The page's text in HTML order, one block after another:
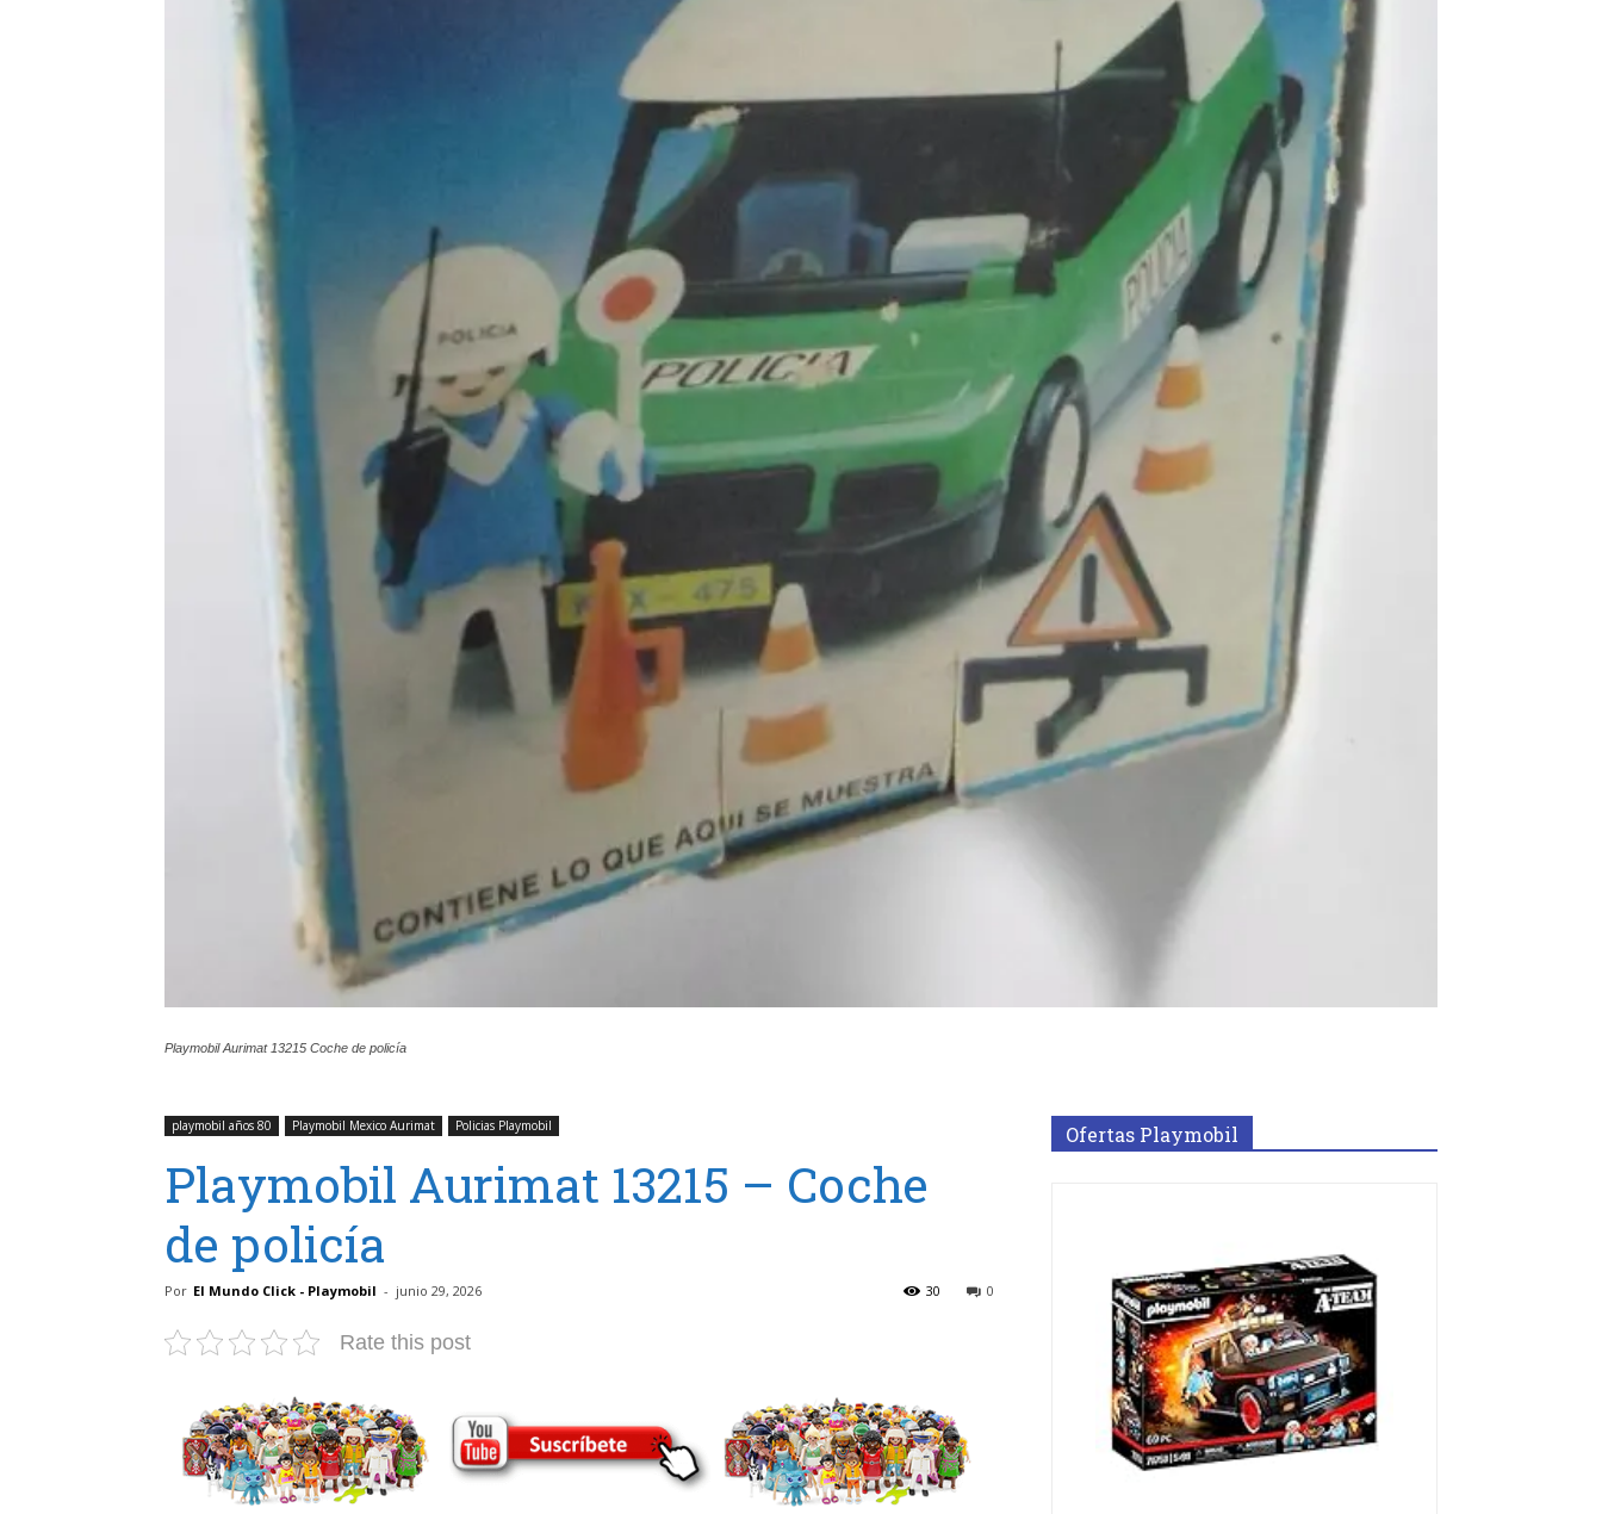
Playmobil Aurimat 13215 Coche de policía
playmobil años 80 Playmobil Mexico Aurimat Policias Playmobil
Playmobil Aurimat 13215 – Coche
de policía
Por El Mundo Click - Playmobil - junio 29, 2026 0
30
Rate this post
Ofertas Playmobil